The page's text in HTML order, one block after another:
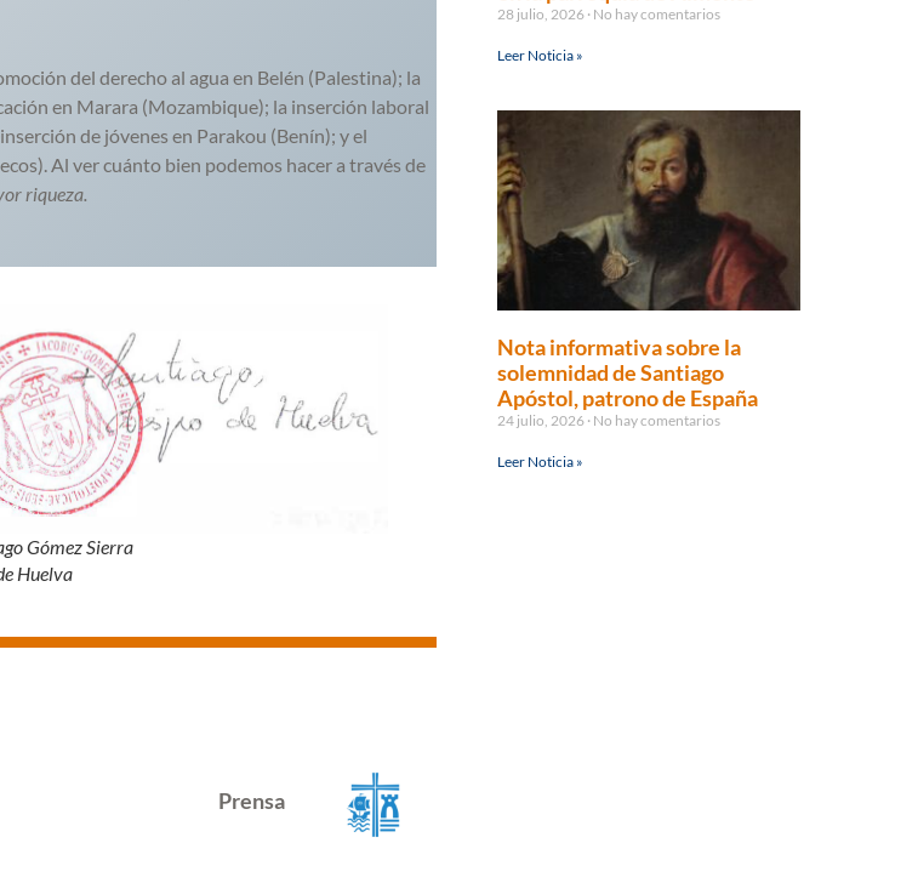
del derecho al agua en Belén (Palestina); la
en Marara (Mozambique); la inserción laboral
de jóvenes en Parakou (Benín); y el
Al ver cuánto bien podemos hacer a través de
riqueza.
Gómez Sierra
Huelva
Prensa
28 julio, 2026 No hay comentarios
Leer Noticia »
Nota informativa sobre la
solemnidad de Santiago
Apóstol, patrono de España
24 julio, 2026 No hay comentarios
Leer Noticia »